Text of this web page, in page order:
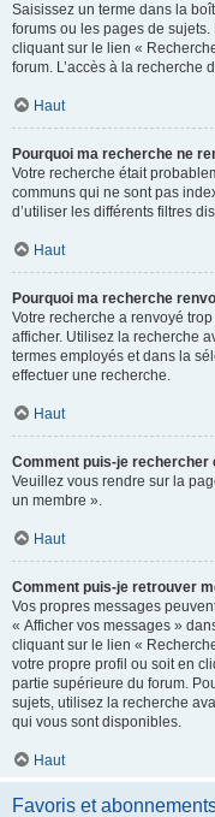
Saisissez un terme dans la
forums ou les pages de
cliquant sur le lien «
forum. L’accès à la recherche
Haut
Pourquoi ma recherche ne
Votre recherche était
communs qui ne sont pas
d’utiliser les différents filtres
Haut
Pourquoi ma recherche
Votre recherche a renvoyé
afficher. Utilisez la recherche
termes employés et dans la
effectuer une recherche.
Haut
Comment puis-je rechercher
Veuillez vous rendre sur la
un membre ».
Haut
Comment puis-je retrouver
Vos propres messages
« Afficher vos messages »
cliquant sur le lien «
votre propre profil ou soit en
partie supérieure du forum.
sujets, utilisez la recherche
qui vous sont disponibles.
Haut
Favoris et